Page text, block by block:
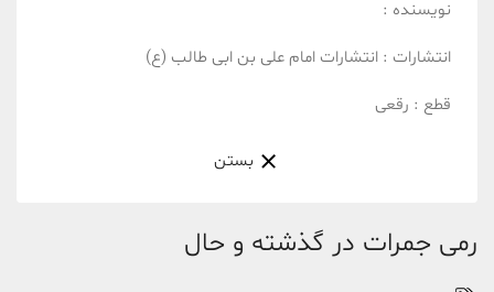
رمی جمرات در گذشته و حال
نویسنده :
انتشارات : انتشارات امام علی بن ابی طالب (ع)
قطع : رقعی
بستن